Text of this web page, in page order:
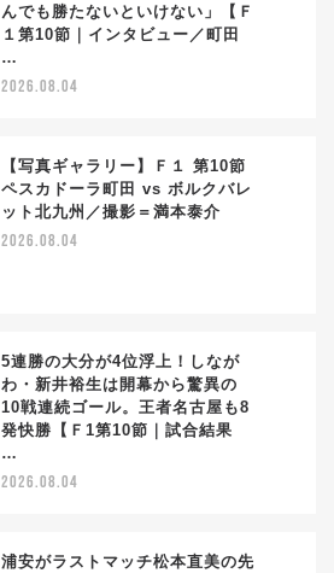
んでも勝たないといけない」【Ｆ
１第10節｜インタビュー／町田
…
2026.08.04
【写真ギャラリー】Ｆ１ 第10節
ペスカドーラ町田 vs ボルクバレ
ット北九州／撮影＝満本泰介
2026.08.04
5連勝の大分が4位浮上！しなが
わ・新井裕生は開幕から驚異の
10戦連続ゴール。王者名古屋も8
発快勝【Ｆ1第10節｜試合結果
…
2026.08.04
浦安がラストマッチ松本直美の先